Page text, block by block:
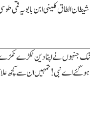
الطاق کلینی ابن بابویہ قمی
جنہوں نے اپنا دین ٹکڑے ٹکڑے
گئے اے نبی ! تمہیں ان سے کچھ